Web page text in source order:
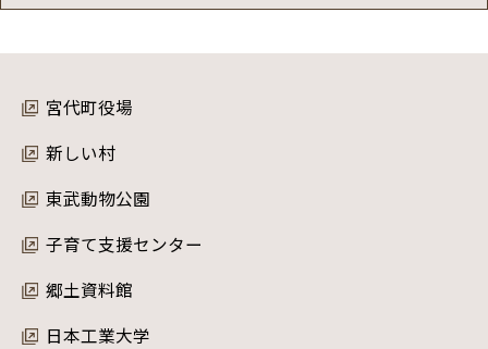
宮代町役場
新しい村
東武動物公園
子育て支援センター
郷土資料館
日本工業大学